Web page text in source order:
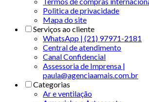
Politica de privacidade
Mapa do site
Serviços ao cliente
WhatsApp | (21) 97971-2181
Central de atendimento
Canal Confidencial
Assessoria de Imprensa |
paula@agenciaamais.com.br
Categorias
Ar e ventilação